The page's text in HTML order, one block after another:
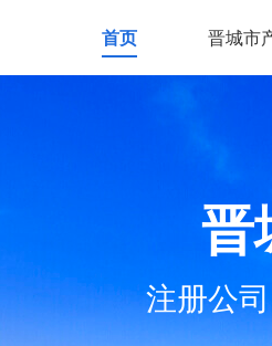
首页 晋城市
晋
注册公